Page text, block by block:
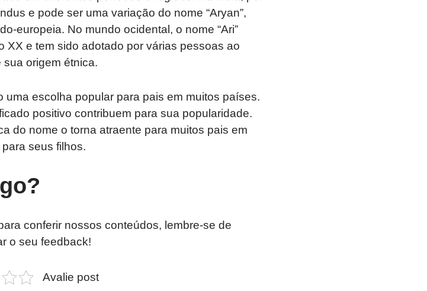
e pode ser uma variação do nome “Aryan”,
europeia. No mundo ocidental, o nome “Ari”
e tem sido adotado por várias pessoas ao
origem étnica.
uma escolha popular para pais em muitos países.
positivo contribuem para sua popularidade.
do nome o torna atraente para muitos pais em
seus filhos.
conferir nossos conteúdos, lembre-se de
o seu feedback!
Avalie post